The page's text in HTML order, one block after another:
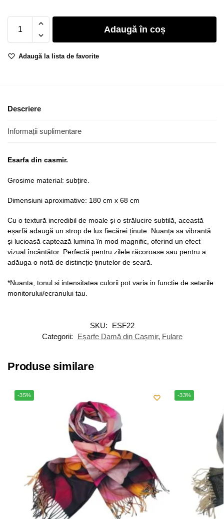
Adaugă în coș
Adaugă la lista de favorite
Descriere
Informații suplimentare
Esarfa din casmir.
Grosime material: subțire.
Dimensiuni aproximative: 180 cm x 68 cm
Cu o textură incredibil de moale și o strălucire subtilă, această
eșarfă adaugă un strop de lux fiecărei ținute. Nuanța sa vibrantă
și lucioasă captează lumina în mod magnific, oferind un efect
vizual încântător. Perfectă pentru zilele răcoroase sau pentru a
adăuga o notă de distincție ținutelor de seară.
*Nuanta, tonul si intensitatea culorii pot varia in functie de setarile
monitorului/ecranului tau.
SKU:
ESF22
Categorii:
Eșarfe Damă din Cașmir, Fulare
Produse similare
-35% -33%